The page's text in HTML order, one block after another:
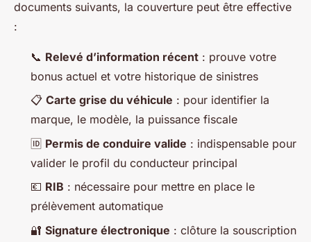
documents suivants, la couverture peut être effective
:
📞 Relevé d’information récent : prouve votre
bonus actuel et votre historique de sinistres
📋 Carte grise du véhicule : pour identifier la
marque, le modèle, la puissance fiscale
🆔 Permis de conduire valide : indispensable pour
valider le profil du conducteur principal
💶 RIB : nécessaire pour mettre en place le
prélèvement automatique
🔐 Signature électronique : clôture la souscription